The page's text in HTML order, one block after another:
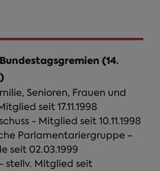
(14.
Senioren, Frauen und
seit 17.11.1998
- Mitglied seit 10.11.1998
Parlamentariergruppe -
seit 02.03.1999
stellv. Mitglied seit